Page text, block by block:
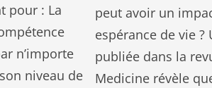
pour : La
n’importe
niveau de
peut avoir un
espérance de vie
publiée dans la
Medicine révèle